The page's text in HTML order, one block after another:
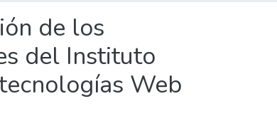
de los
del Instituto
Web